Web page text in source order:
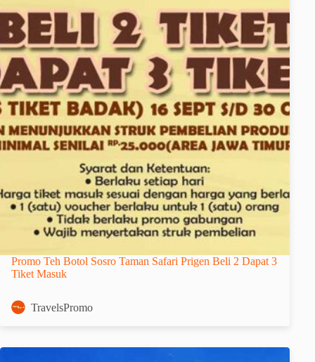
Promo Teh Botol Sosro Taman Safari Prigen Beli 2 Dapat 3
Tiket Masuk
TravelsPromo